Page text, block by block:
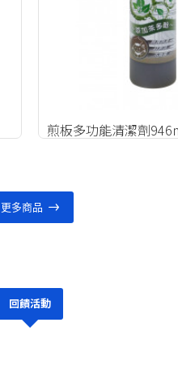
煎板多功能清潔劑
更多商品
回饋活動